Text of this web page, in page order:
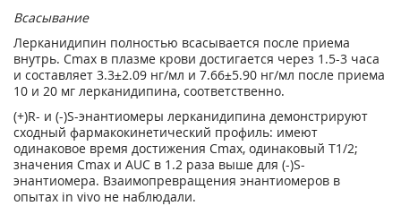
Всасывание
Лерканидипин полностью всасывается после приема
внутрь. Cmax в плазме крови достигается через 1.5-3 часа
и составляет 3.3±2.09 нг/мл и 7.66±5.90 нг/мл после приема
10 и 20 мг лерканидипина, соответственно.
(+)R- и (-)S-энантиомеры лерканидипина демонстрируют
сходный фармакокинетический профиль: имеют
одинаковое время достижения Cmax, одинаковый T1/2;
значения Cmax и АUC в 1.2 раза выше для (-)S-
энантиомера. Взаимопревращения энантиомеров в
опытах in vivo не наблюдали.